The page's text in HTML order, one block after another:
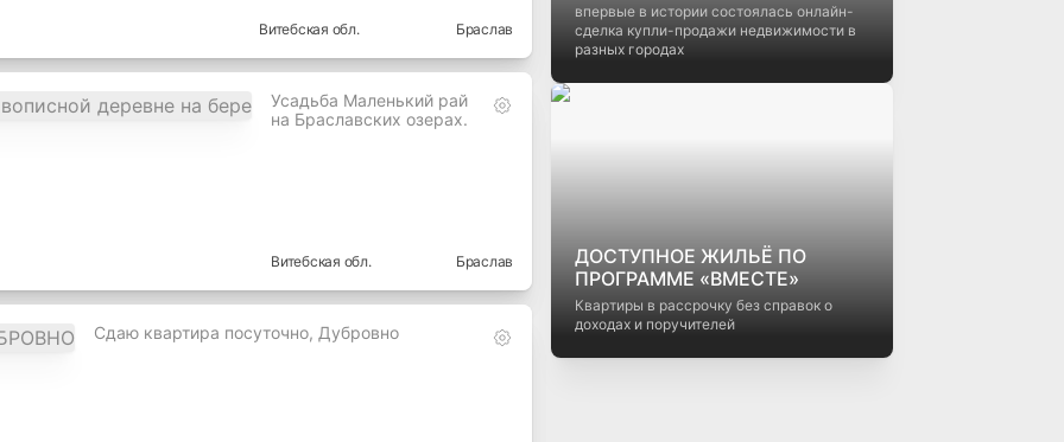
Витебская обл. Браслав
Усадьба Маленький рай
на Браславских озерах.
Витебская обл. Браслав
Сдаю квартира посуточно, Дубровно
впервые в истории состоялась онлайн-
сделка купли-продажи недвижимости в
разных городах
ДОСТУПНОЕ ЖИЛЬЁ ПО
ПРОГРАММЕ «ВМЕСТЕ»
Квартиры в рассрочку без справок о
доходах и поручителей